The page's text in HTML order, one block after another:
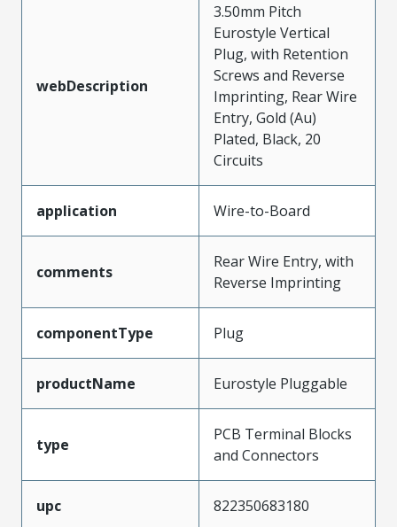
webDescription
3.50mm Pitch
Eurostyle Vertical
Plug, with Retention
Screws and Reverse
Imprinting, Rear Wire
Entry, Gold (Au)
Plated, Black, 20
Circuits
application Wire-to-Board
comments
Rear Wire Entry, with
Reverse Imprinting
componentType Plug
productName Eurostyle Pluggable
type
PCB Terminal Blocks
and Connectors
upc 822350683180